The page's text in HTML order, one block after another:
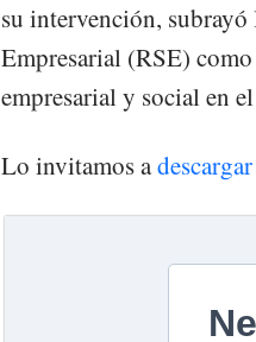
su intervención,
Empresarial (RSE)
empresarial y social en
Lo invitamos a